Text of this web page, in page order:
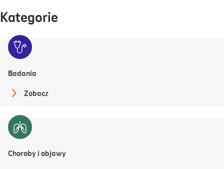
Kategorie
Badania
Zobacz
Choroby i objawy